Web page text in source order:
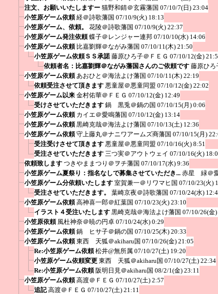
注文、お願いいたしますー 猫野和錆＠玄霧藩国 07/10/7(日) 23:04
小笠原ゲーム依頼 経＠詩歌藩国 07/10/9(火) 18:13
小笠原ゲーム、依頼。
花陵＠詩歌藩国 07/10/9(火) 22:37
小笠原ゲーム発注依頼 蝶子＠レンジャー連邦 07/10/10(水) 14:06
小笠原ゲーム依頼 比嘉劉輝＠ながみ藩国 07/10/11(木) 21:50
小笠原ゲーム依頼ＳＳ承諾 藤原ひろ子＠ＦＥＧ 07/10/12(金)
依頼者名：比嘉劉輝＠ながみ藩国さんのご依頼です 藤原ひろ
小笠原ゲーム依頼 あおひと＠海法よけ藩国 07/10/11(木) 22:19
依頼受注させて頂きます 悪童屋＠悪童同盟 07/10/12(金) 22:02
小笠原ゲーム以来 金村佑華＠ＦＥＧ 07/10/12(金) 12:49
受けさせていただきます 鍋 黒兎＠鍋の国 07/10/15(月) 0:06
小笠原ゲーム依頼 カイエ＠愛鳴藩国 07/10/12(金) 13:14
小笠原ゲーム依頼 黒崎克哉＠海法よけ藩国 07/10/13(土) 12:36
小笠原ゲーム依頼 守上藤丸＠ナニワアームズ商藩国 07/10/15(月)
受注受けさせて頂きます 悪童屋＠悪童同盟 07/10/16(火) 8:51
受注させていただきます 三つ実＠アウトウェイ 07/10/16(火)
依頼致します つきやままつり＠ヲチ藩国 07/10/17(水) 9:36
小笠原ゲーム夏祭り：指名なしで募集させていただき... 赤星 緑＠
小笠原ゲーム分依頼いたします 室賀兼一＠リワマヒ国 07/10/23(火)
受注させていただきます。
葉崎京夜＠詩歌藩国 07/10/24(水)
小笠原ゲーム依頼 高神喜一郎＠紅葉国 07/10/23(火) 23:10
イラスト４受注いたします 黒崎克哉＠海法よけ藩国 07/10/26(金
小笠原依頼 風杜神奈＠暁の円卓 07/10/24(水) 0:29
小笠原ゲーム依頼 鍋 ヒサ子＠鍋の国 07/10/25(木) 20:33
小笠原ゲーム依頼 東西 天狐＠akiharu国 07/10/26(金) 21:05
Re:小笠原ゲーム依頼 松井@無所属 07/10/27(土) 19:20
小笠原ゲーム依頼変更 東西 天狐＠akiharu国 07/10/27(土) 22:34
Re:小笠原ゲーム依頼 阪明日見＠akiharu国 08/2/1(金) 23:11
小笠原ゲーム依頼 高渡＠ＦＥＧ 07/10/27(土) 2:57
追記 高渡＠ＦＥＧ 07/10/27(土) 21:11